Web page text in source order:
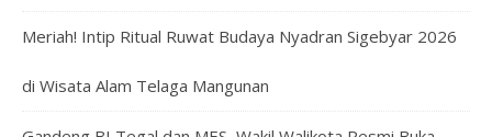
Meriah! Intip Ritual Ruwat Budaya Nyadran Sigebyar 2026
di Wisata Alam Telaga Mangunan